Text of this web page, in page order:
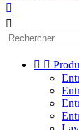


 